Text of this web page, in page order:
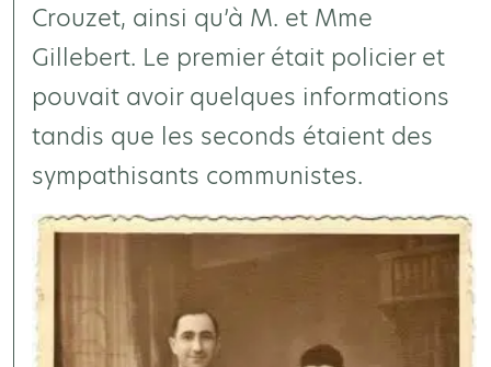
Crouzet, ainsi qu’à M. et Mme
Gillebert. Le premier était policier et
pouvait avoir quelques informations
tandis que les seconds étaient des
sympathisants communistes.